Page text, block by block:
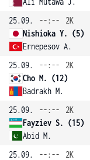
25.09.
--:--
2K
Nishioka Y. (5)
Ernepesov A.
25.09.
--:--
2K
Cho M. (12)
Badrakh M.
25.09.
--:--
2K
Fayziev S. (15)
Abid M.
25.09.
--:--
2K